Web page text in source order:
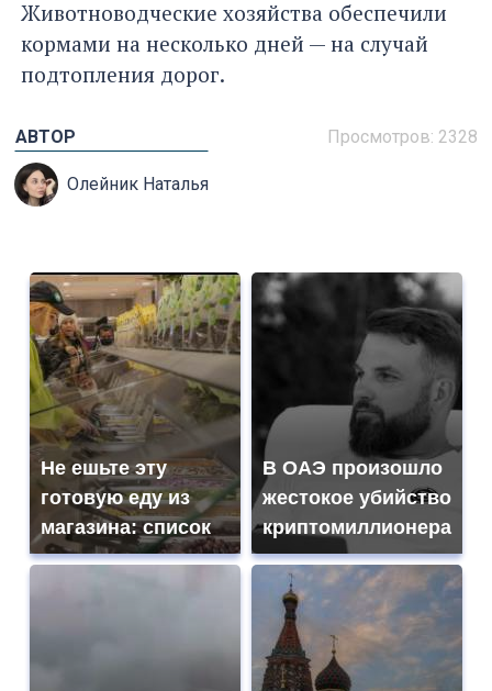
Животноводческие хозяйства обеспечили
кормами на несколько дней — на случай
подтопления дорог.
Просмотров: 2328
АВТОР
Олейник Наталья
Не ешьте эту
готовую еду из
магазина: список
В ОАЭ произошло
жестокое убийство
криптомиллионера